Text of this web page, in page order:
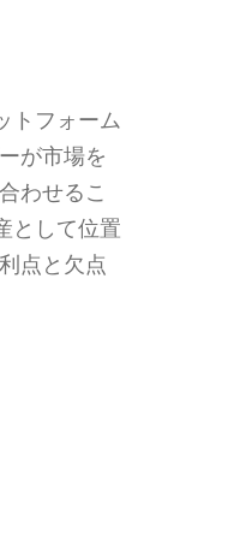
トフォーム
が市場を
わせるこ
として位置
点と欠点